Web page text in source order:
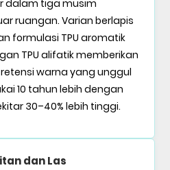
dalam tiga musim
ruangan. Varian berlapis
formulasi TPU aromatik
TPU alifatik memberikan
warna yang unggul
10 tahun lebih dengan
30–40% lebih tinggi.
dan Las